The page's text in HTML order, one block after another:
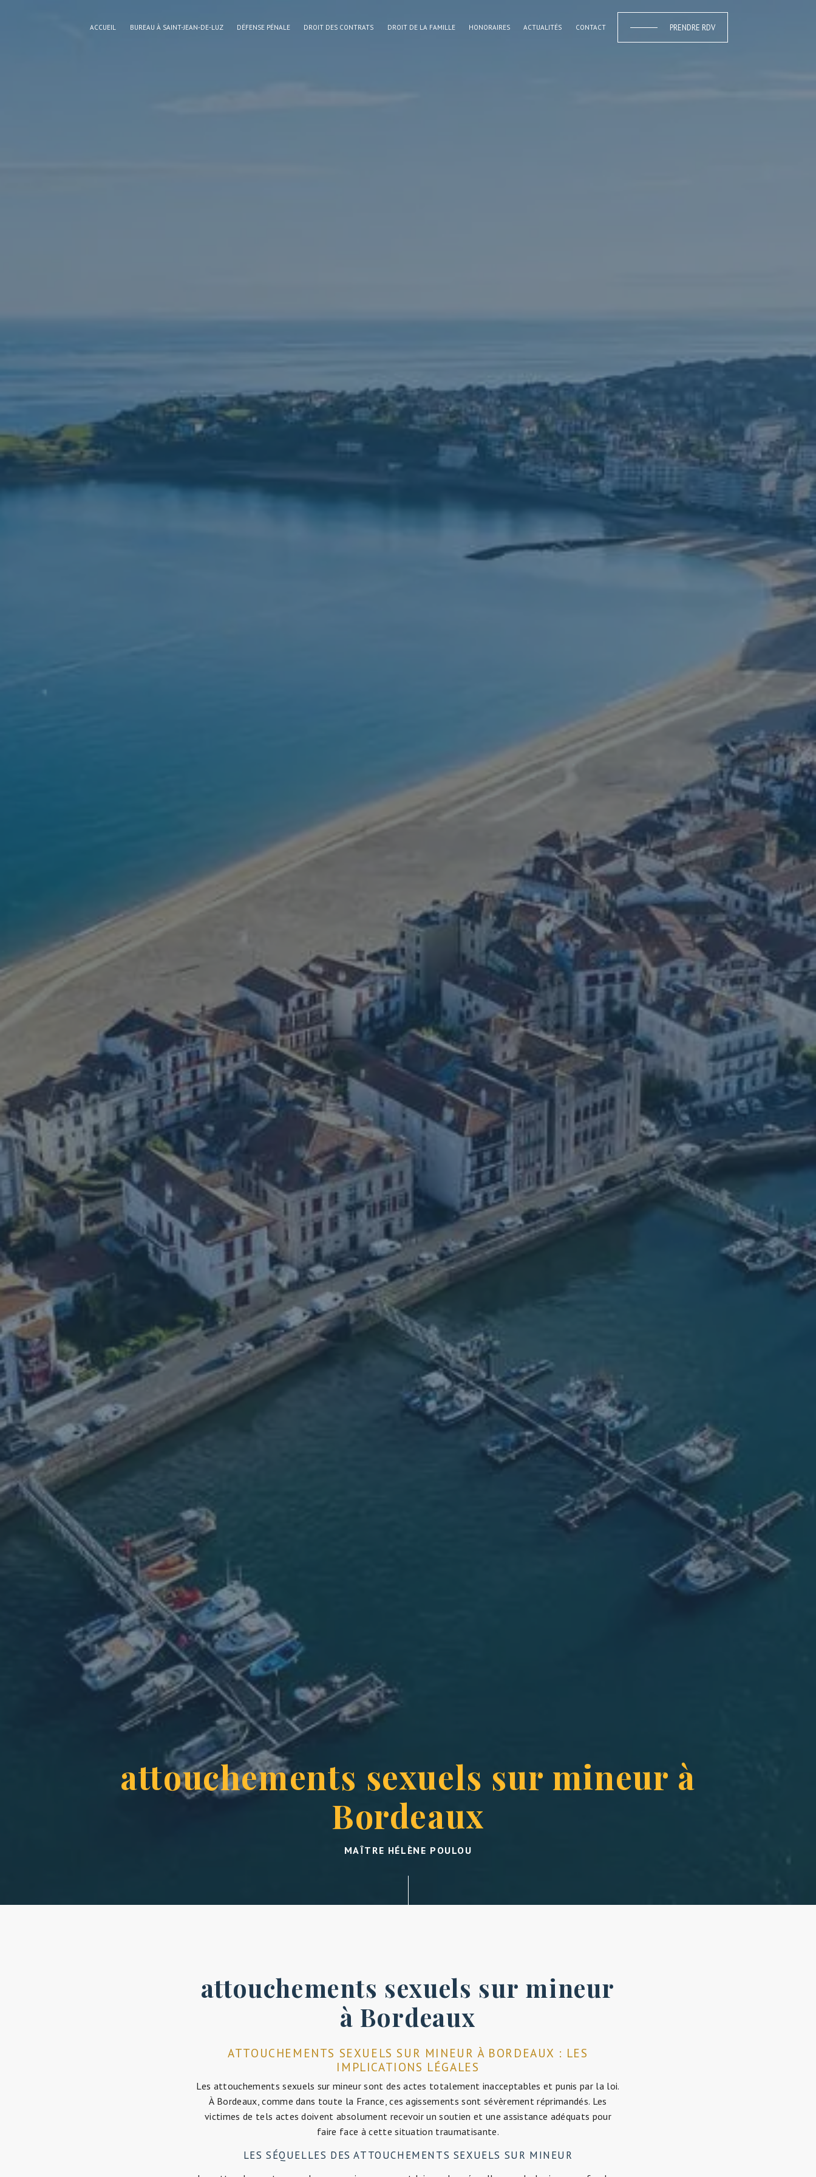
ACCUEIL BUREAU À SAINT-JEAN-DE-LUZ DÉFENSE PÉNALE DROIT DES CONTRATS DROIT DE LA FAMILLE HONORAIRES ACTUALITÉS CONTACT PRENDRE RDV
attouchements sexuels sur mineur à
Bordeaux
MAÎTRE HÉLÈNE POULOU
attouchements sexuels sur mineur
à Bordeaux
ATTOUCHEMENTS SEXUELS SUR MINEUR À BORDEAUX : LES
IMPLICATIONS LÉGALES
Les attouchements sexuels sur mineur sont des actes totalement inacceptables et punis par la loi.
À Bordeaux, comme dans toute la France, ces agissements sont sévèrement réprimandés. Les
victimes de tels actes doivent absolument recevoir un soutien et une assistance adéquats pour
faire face à cette situation traumatisante.
LES SÉQUELLES DES ATTOUCHEMENTS SEXUELS SUR MINEUR